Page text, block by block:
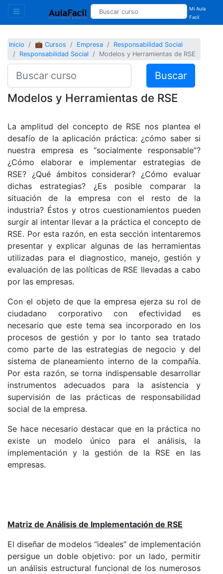
Mi Aula
Facil
Inicio 💼 Cursos Empresa
Responsabilidad Social
Responsabilidad Social
Modelos y Herramientas de RSE
Buscar
Modelos y Herramientas de RSE
La amplitud del concepto de RSE nos plantea el
desafío de la aplicación práctica: ¿cómo saber si
nuestra empresa es “socialmente responsable”?
¿Cómo elaborar e implementar estrategias de
RSE? ¿Qué ámbitos considerar? ¿Cómo evaluar
dichas estrategias? ¿Es posible comparar la
situación de la empresa con el resto de la
industria? Éstos y otros cuestionamientos pueden
surgir al intentar llevar a la práctica el concepto de
RSE. Por esta razón, en esta sección intentaremos
presentar y explicar algunas de las herramientas
utilizadas para el diagnostico, manejo, gestión y
evaluación de las políticas de RSE llevadas a cabo
por las empresas.
Con el objeto de que la empresa ejerza su rol de
ciudadano corporativo con efectividad es
necesario que este tema sea incorporado en los
procesos de gestión y por lo tanto sea tratado
como parte de las estrategias de negocio y del
sistema de planeamiento interno de la compañía.
Por esta razón, se torna indispensable desarrollar
instrumentos adecuados para la asistencia y
supervisión de las prácticas de responsabilidad
social de la empresa.
Se hace necesario destacar que en la práctica no
existe un modelo único para el análisis, la
implementación y la gestión de la RSE en las
empresas.
Matriz de Análisis de Implementación de RSE
El diseñar de modelos “ideales” de implementación
persigue un doble objetivo: por un lado, permitir
un análisis estructural funcional de los numerosos